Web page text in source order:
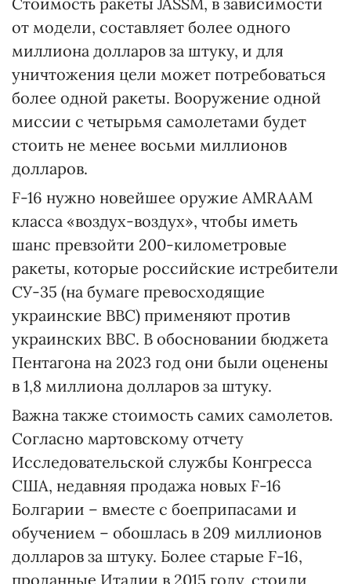
от модели, составляет более одного
миллиона долларов за штуку, и для
уничтожения цели может потребоваться
более одной ракеты. Вооружение одной
миссии с четырьмя самолетами будет
стоить не менее восьми миллионов
долларов.
F-16 нужно новейшее оружие AMRAAM
класса «воздух-воздух», чтобы иметь
шанс превзойти 200-километровые
ракеты, которые российские истребители
СУ-35 (на бумаге превосходящие
украинские ВВС) применяют против
украинских ВВС. В обосновании бюджета
Пентагона на 2023 год они были оценены
в 1,8 миллиона долларов за штуку.
Важна также стоимость самих самолетов.
Согласно мартовскому отчету
Исследовательской службы Конгресса
США, недавняя продажа новых F-16
Болгарии – вместе с боеприпасами и
обучением – обошлась в 209 миллионов
долларов за штуку. Более старые F-16,
проданные Италии в 2015 году, стоили